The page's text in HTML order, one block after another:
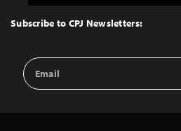
Top
Subscribe to CPJ Newsletters:
Email
Address